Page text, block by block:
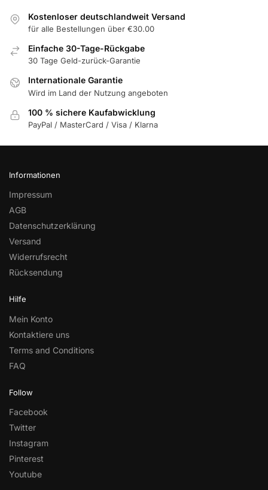
Kostenloser deutschlandweit Versand
für alle Bestellungen über €30.00
Einfache 30-Tage-Rückgabe
30 Tage Geld-zurück-Garantie
Internationale Garantie
Wird im Land der Nutzung angeboten
100 % sichere Kaufabwicklung
PayPal / MasterCard / Visa / Klarna
Informationen
Impressum
AGB
Datenschutzerklärung
Versand
Widerrufsrecht
Rücksendung
Hilfe
Mein Konto
Kontaktiere uns
Terms and Conditions
FAQ
Follow
Facebook
Twitter
Instagram
Pinterest
Youtube